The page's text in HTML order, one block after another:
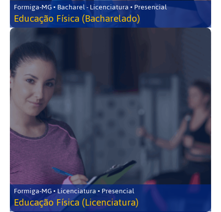
Formiga-MG • Bacharel - Licenciatura • Presencial
Educação Física (Bacharelado)
Formiga-MG • Licenciatura • Presencial
Educação Física (Licenciatura)